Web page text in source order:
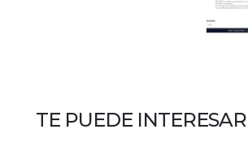
TE PUEDE INTERESAR